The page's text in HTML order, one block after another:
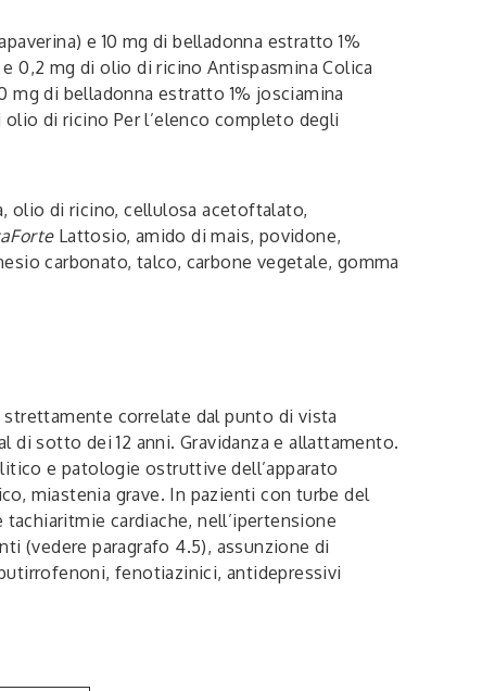
e 10 mg di belladonna estratto 1%
0,2 mg di olio di ricino Antispasmina Colica
mg di belladonna estratto 1% josciamina
di ricino Per l’elenco completo degli
olio di ricino, cellulosa acetoftalato,
Lattosio, amido di mais, povidone,
carbonato, talco, carbone vegetale, gomma
correlate dal punto di vista
sotto dei 12 anni. Gravidanza e allattamento.
e patologie ostruttive dell’apparato
miastenia grave. In pazienti con turbe del
cardiache, nell’ipertensione
(vedere paragrafo 4.5), assunzione di
fenotiazinici, antidepressivi